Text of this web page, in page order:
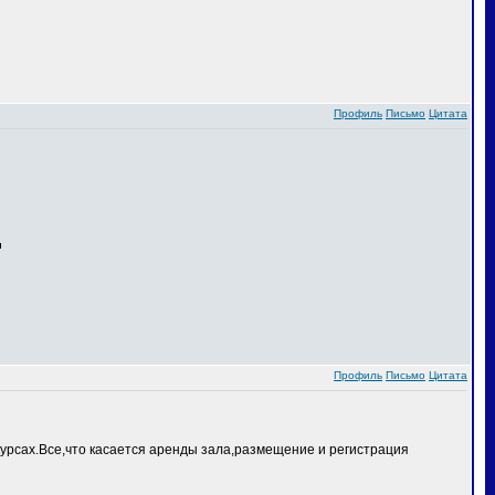
Профиль Письмо Цитата
Профиль Письмо Цитата
касается аренды зала,размещение и регистрация